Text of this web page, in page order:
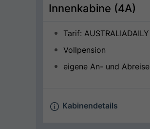
Innenkabine (4A)
Tarif: AUSTRALIADAILY
Vollpension
eigene An- und Abreise
Kabinendetails